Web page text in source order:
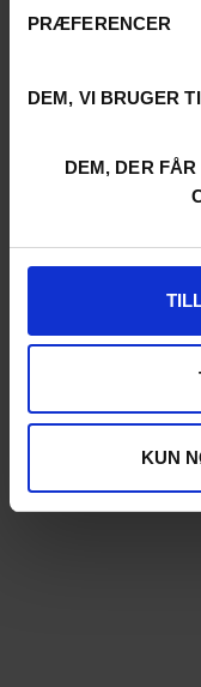
PRÆFERENCER
DEM, VI BRUGER
DEM, DER
KUN